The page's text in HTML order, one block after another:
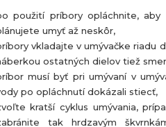
použití príbory opláchnite,
umyť až neskôr,
vkladajte v umývačke riadu
ostatných dielov tiež
musí byť pri umývaní v
po opláchnutí dokázali stiecť,
kratší cyklus umývania,
tak hrdzavým